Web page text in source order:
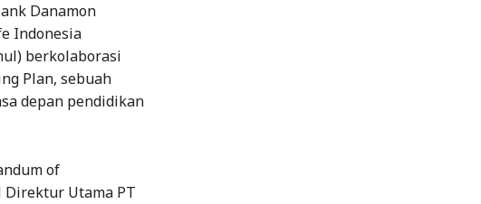
Danamon
Indonesia
berkolaborasi
Plan, sebuah
depan pendidikan
of
Direktur Utama PT